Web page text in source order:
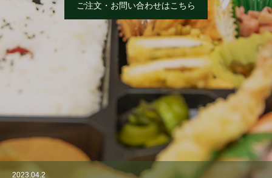
ご注文・お問い合わせはこちら
2023.04.2